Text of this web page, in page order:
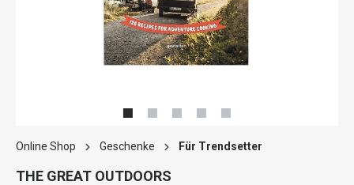
Online Shop Geschenke Für Trendsetter
THE GREAT OUTDOORS